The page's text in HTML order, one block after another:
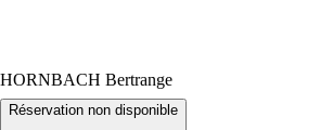
HORNBACH Bertrange
Réservation non disponible